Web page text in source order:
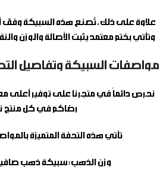
علاوة على ذلك، تُصنع هذه السبيكة وفق
وتأتي بختم معتمد يثبت الأصالة والوزن
مواصفات السبيكة وتفاصيل
نحرص دائماً في متجرنا على توفير أعلى
رضاكم في كل منتج
تأتي هذه التحفة المتميزة
وزن الذهب:سبيكة ذهب صافية بوزن